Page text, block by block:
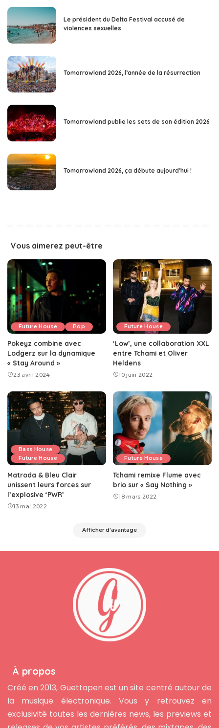
Le président du Delta Festival accusé de
violences sexuelles
Tomorrowland 2026, l’année de la résurrection
Tomorrowland publie les sets de son édition 2026
Tomorrowland 2026, ça débute aujourd’hui !
Vous aimerez peut-être
Future House Pop
Pokeyz combine avec
Lodgerz sur la dynamique
« Stay Around »
23 avril 2024
Future House
‘Low’, une collaboration XXL
entre Tchami et Oliver
Heldens
10 juin 2022
Bass House
Future House
Matroda & Bleu Clair
unissent leurs forces sur
l’explosive ‘PWR’
13 mai 2022
Future House
Tchami remixe Flume avec
brio sur « Say Nothing »
18 mars 2022
Afficher d'avantage
À propos
Créé en 2013, Guettapen est un site centré autour de
la musique électronique. Vous y retrouvez en
exclusivité toutes les dernières news, les previews et